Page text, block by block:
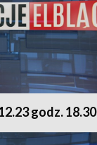
godz. 18.30